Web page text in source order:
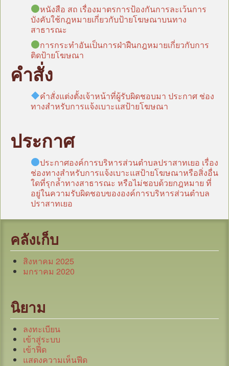
หนังสือ สถ เรื่องมาตรการป้องกันการละเว้นการ
บังคับใช้กฎหมายเกี่ยวกับป้ายโฆษณาบนทาง
สาธารณะ
การกระทำอันเป็นการฝ่าฝืนกฎหมายเกี่ยวกับการ
ติดป้ายโฆษณา
คำสั่ง
คำสั่งแต่งตั้งเจ้าหน้าที่ผู้รับผิดชอบมา ประกาศ ช่อง
ทางสำหรับการแจ้งเบาะแสป้ายโฆษณา
ประกาศ
ประกาศองค์การบริหารส่วนตำบลปราสาทเยอ เรื่อง
ช่องทางสำหรับการแจ้งเบาะแสป้ายโฆษณาหรือสิ่งอื่น
ใดที่รุกล้ำทางสาธารณะ หรือไม่ชอบด้วยกฎหมาย ที่
อยู่ในความรับผิดชอบขององค์การบริหารส่วนตำบล
ปราสาทเยอ
คลังเก็บ
สิงหาคม 2025
มกราคม 2020
นิยาม
ลงทะเบียน
เข้าสู่ระบบ
เข้าฟีด
แสดงความเห็นฟีด